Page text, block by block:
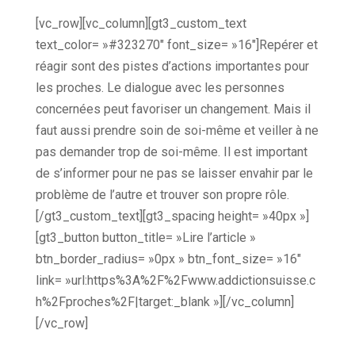
[vc_row][vc_column][gt3_custom_text
text_color= »#323270″ font_size= »16″] Repérer et
réagir sont des pistes d’actions importantes pour
les proches. Le dialogue avec les personnes
concernées peut favoriser un changement. Mais il
faut aussi prendre soin de soi-même et veiller à ne
pas demander trop de soi-même. Il est important
de s’informer pour ne pas se laisser envahir par le
problème de l’autre et trouver son propre rôle.
[/gt3_custom_text][gt3_spacing height= »40px »]
[gt3_button button_title= »Lire l’article »
btn_border_radius= »0px » btn_font_size= »16″
link= »url:https%3A%2F%2Fwww.addictionsuisse.c
h%2Fproches%2F|target:_blank »][/vc_column]
[/vc_row]